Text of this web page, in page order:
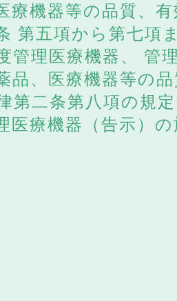
療機器等の品質、
第五項から第七項
管理医療機器、 管
品、医療機器等の
第二条第八項の規
医療機器（告示）